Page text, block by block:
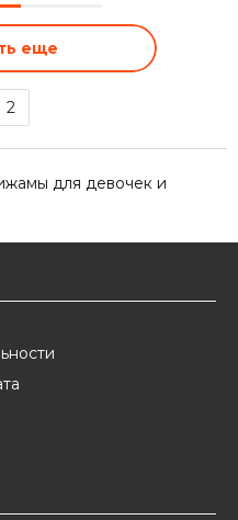
еще
2
для девочек и